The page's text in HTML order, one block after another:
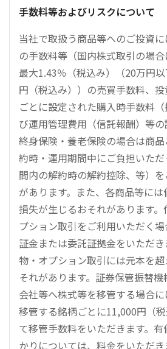
手数料等およびリスクについて
当社で取扱う商品等へのご投資
の手数料等（国内株式取引の場
最大1.43％（税込み）（20万円
円（税込み））の売買手数料、
ごとに設定された購入時手数料
び運用管理費用（信託報酬）等の
終身保険・養老保険の場合は商
約時・運用期間中にご負担いた
間内の解約時の解約控除、等）
があります。また、各商品等に
損失が生じるおそれがあります
プション取引をご利用いただく
証金または委託証拠金をいただ
物・オプション取引には元本を
それがあります。証券保管振替
会社等へ株式等を移管する場合に
移管する銘柄ごとに11,000円（
て移管手数料をいただきます。
かりについては、料金をいただ